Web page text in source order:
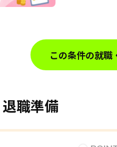
この条件の就職
職準備